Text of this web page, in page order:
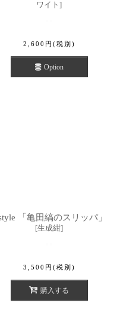
ワイト ]
2,600 円 (税別)
Option
「亀田縞のスリッパ」
[生成紺]
3,500 円 (税別)
購入する